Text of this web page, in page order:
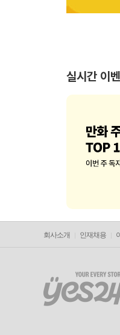
실시간 이
회사소개 인재채용